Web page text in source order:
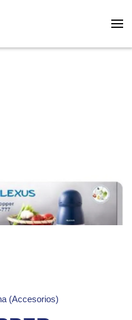
(Accesorios)